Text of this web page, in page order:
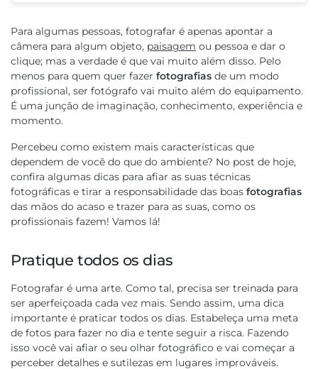
Para algumas pessoas, fotografar é apenas apontar a
câmera para algum objeto, paisagem ou pessoa e dar o
clique; mas a verdade é que vai muito além disso. Pelo
menos para quem quer fazerfotografias de um modo
profissional, ser fotógrafo vai muito além do equipamento.
É uma junção de imaginação, conhecimento, experiência e
momento.
Percebeu como existem mais características que
dependem de você do que do ambiente? No post de hoje,
confira algumas dicas para afiar as suas técnicas
fotográficas e tirar a responsabilidade das boasfotografias
das mãos do acaso e trazer para as suas, como os
profissionais fazem! Vamos lá!
Pratique todos os dias
Fotografar é uma arte. Como tal, precisa ser treinada para
ser aperfeiçoada cada vez mais. Sendo assim, uma dica
importante é praticar todos os dias. Estabeleça uma meta
de fotos para fazer no dia e tente seguir a risca. Fazendo
isso você vai afiar o seu olhar fotográfico e vai começar a
perceber detalhes e sutilezas em lugares improváveis.